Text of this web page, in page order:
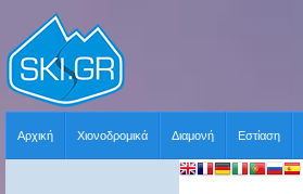
Αρχική Χιονοδρομικά Διαμονή Εστίαση